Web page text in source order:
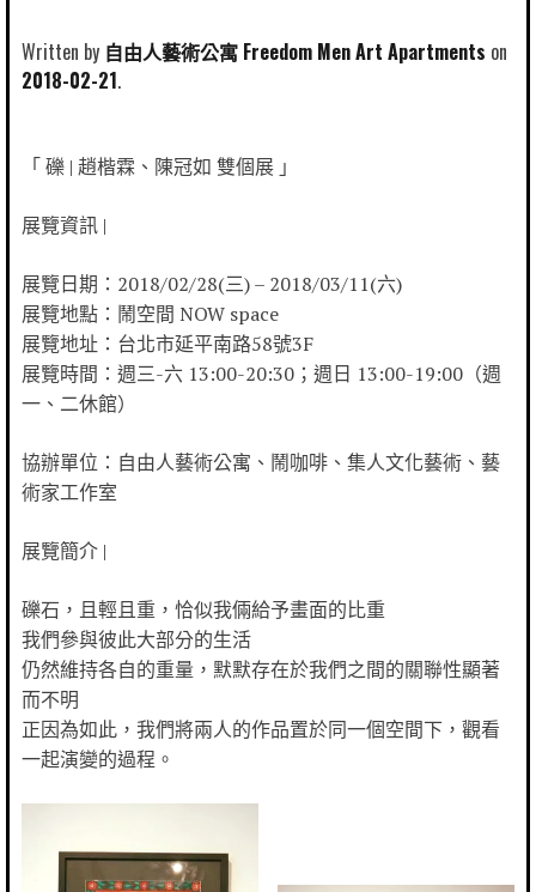
Written by 自由人藝術公寓 Freedom Men Art Apartments
2018-02-21
「 礫 | 趙楷霖、陳冠如 雙個展 」
展覽資訊 |
展覽日期：2018/02/28(三) – 2018/03/11(六)
展覽地點：鬧空間 NOW space
展覽地址：台北市延平南路58號3F
展覽時間：週三-六 13:00-20:30；週日 13:00-19:00（週
一、二休館）
協辦單位：自由人藝術公寓、鬧咖啡、集人文化藝術、藝
術家工作室
展覽簡介 |
礫石，且輕且重，恰似我倆給予畫面的比重
我們參與彼此大部分的生活
仍然維持各自的重量，默默存在於我們之間的關聯性顯著
而不明
正因為如此，我們將兩人的作品置於同一個空間下，觀看
一起演變的過程。